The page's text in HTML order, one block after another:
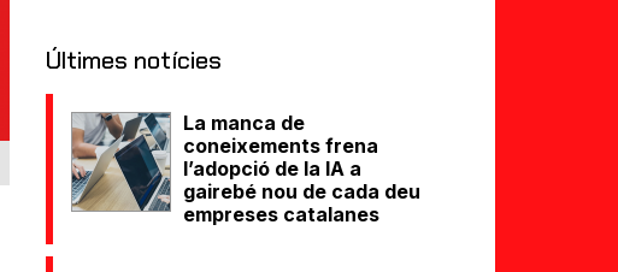
Últimes notícies
La manca de
coneixements frena
l’adopció de la IA a
gairebé nou de cada deu
empreses catalanes